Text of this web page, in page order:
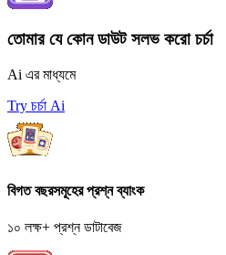
তোমার যে কোন ডাউট সলভ করো চর্চা
Ai এর মাধ্যমে
Try চর্চা Ai
বিগত বছরসমূহের প্রশ্ন ব্যাংক
১০ লক্ষ+ প্রশ্ন ডাটাবেজ